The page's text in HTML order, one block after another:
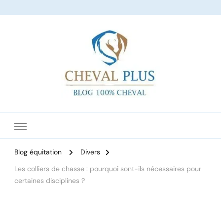
Blog équitation
Divers
Les colliers de chasse : pourquoi sont-ils nécessaires pour
certaines disciplines ?